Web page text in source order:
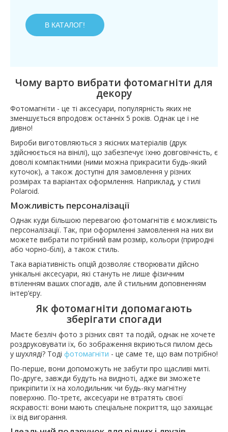
В КАТАЛОГ!
Чому варто вибрати фотомагніти для
декору
Фотомагніти - це ті аксесуари, популярність яких не
зменшується впродовж останніх 5 років. Однак це і не
дивно!
Вироби виготовляються з якісних матеріалів (друк
здійснюється на вінілі), що забезпечує їхню довговічність, є
доволі компактними (ними можна прикрасити будь-який
куточок), а також доступні для замовлення у різних
розмірах та варіантах оформлення. Наприклад, у стилі
Polaroid.
Можливість персоналізації
Однак куди більшою перевагою фотомагнітів є можливість
персоналізації. Так, при оформленні замовлення на них ви
можете вибрати потрібний вам розмір, кольори (природні
або чорно-білі), а також стиль.
Така варіативність опцій дозволяє створювати дійсно
унікальні аксесуари, які стануть не лише фізичним
втіленням ваших спогадів, але й стильним доповненням
інтер’єру.
Як фотомагніти допомагають
зберігати спогади
Маєте безліч фото з різних свят та подій, однак не хочете
роздруковувати їх, бо зображення вкриються пилом десь
у шухляді? Тоді фотомагніти - це саме те, що вам потрібно!
По-перше, вони допоможуть не забути про щасливі миті.
По-друге, завжди будуть на видноті, адже ви зможете
прикріпити їх на холодильник чи будь-яку магнітну
поверхню. По-третє, аксесуари не втратять своєї
яскравості: вони мають спеціальне покриття, що захищає
їх від вигорання.